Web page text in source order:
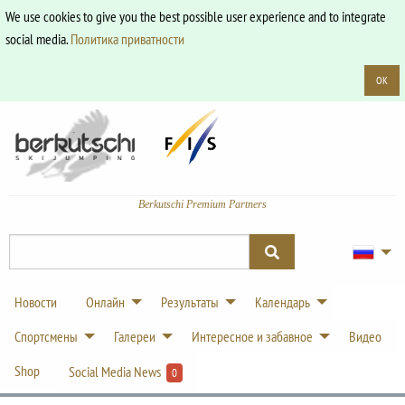
We use cookies to give you the best possible user experience and to integrate
social media.Политика приватности
OK
Berkutschi Premium Partners
Новости Онлайн Результаты
Календарь
Спортсмены
Галереи Интересное и забавное
Видео
Shop
Social Media News 0